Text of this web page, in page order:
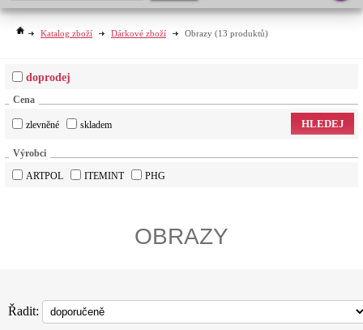
Katalog zboží Dárkové zboží Obrazy (13 produktů)
doprodej
Cena
zlevněné skladem HLEDEJ
Výrobci
ARTPOL
ITEMINT PHG
OBRAZY
Řadit: